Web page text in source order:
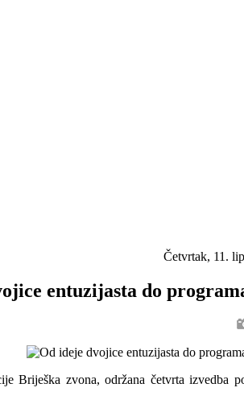
Četvrtak, 11.
entuzijasta do
Briješka zvona, održana četvrta